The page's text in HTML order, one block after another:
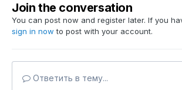
Join the conversation
You can post now and register later. If you
sign in now to post with your account.
Ответить в тему...